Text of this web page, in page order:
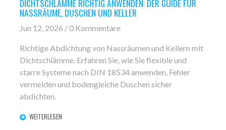
DICHTSCHLÄMME RICHTIG ANWENDEN: DER GUIDE FÜR
NASSRÄUME, DUSCHEN UND KELLER
Jun 12, 2026 / 0 Kommentare
Richtige Abdichtung von Nassräumen und Kellern mit
Dichtschlämme. Erfahren Sie, wie Sie flexible und
starre Systeme nach DIN 18534 anwenden, Fehler
vermeiden und bodengleiche Duschen sicher
abdichten.
WEITERLESEN